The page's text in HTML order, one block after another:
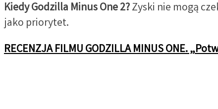
Kiedy Godzilla Minus One 2?Zyski nie mogą
jako priorytet.
RECENZJA FILMU GODZILLA MINUS ONE.